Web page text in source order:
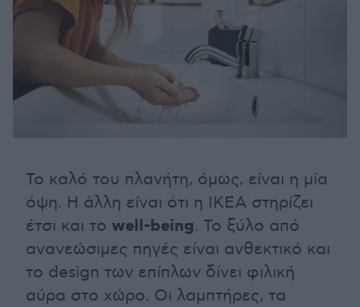
Το καλό του πλανήτη, όμως, είναι η μία
όψη. Η άλλη είναι ότι η ΙΚΕΑ στηρίζει
έτσι και το well-being. Το ξύλο από
ανανεώσιμες πηγές είναι ανθεκτικό και
το design των επίπλων δίνει φιλική
αύρα στο χώρο. Οι λαμπτήρες, τα